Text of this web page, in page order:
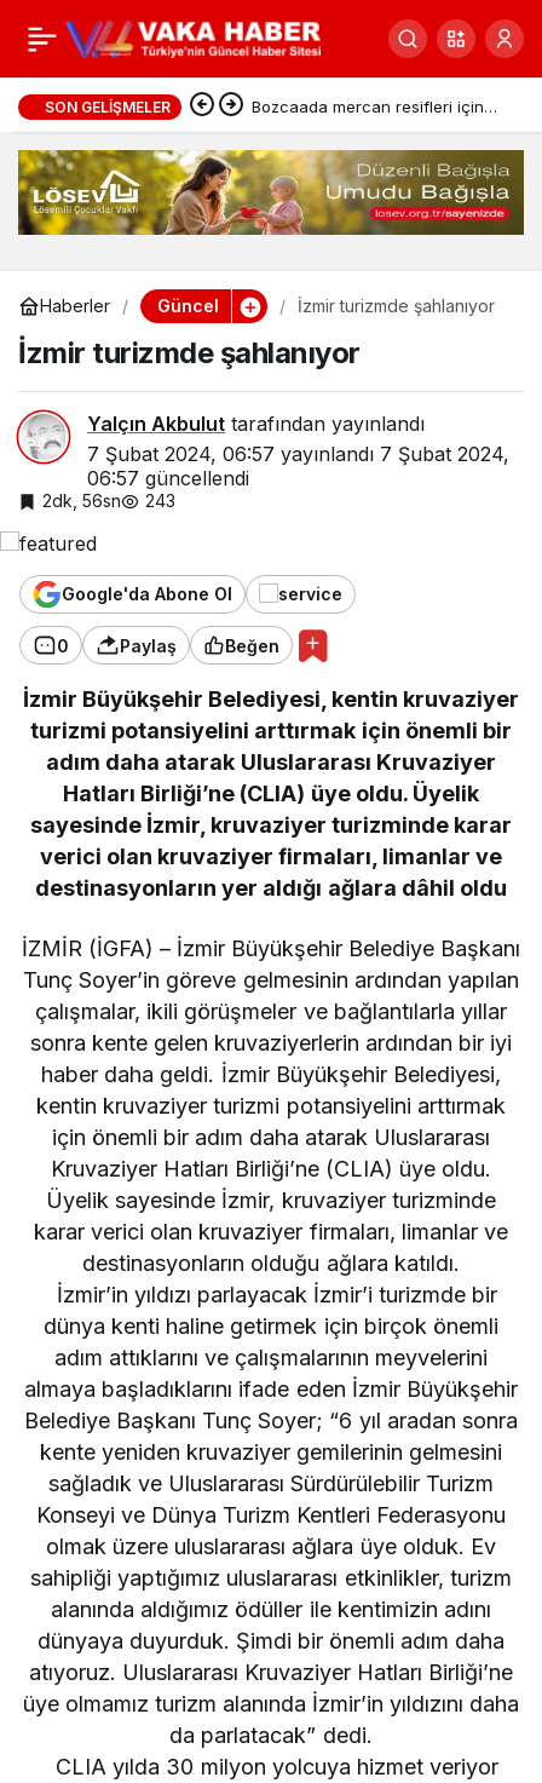
SON GELIŞMELER Bozcaada mercan resifleri için
koruma seferberliği
Haberler Güncel İzmir turizmde şahlanıyor
İzmir turizmde şahlanıyor
Yalçın Akbulut tarafından yayınlandı
7 Şubat 2024, 06:57 yayınlandı 7 Şubat 2024,
06:57 güncellendi
2dk, 56sn 243
Google'da Abone Ol
0 Paylaş Beğen
İzmir Büyükşehir Belediyesi, kentin kruvaziyer
turizmi potansiyelini arttırmak için önemli bir
adım daha atarak Uluslararası Kruvaziyer
Hatları Birliği’ne (CLIA) üye oldu. Üyelik
sayesinde İzmir, kruvaziyer turizminde karar
verici olan kruvaziyer firmaları, limanlar ve
destinasyonların yer aldığı ağlara dâhil oldu
İZMİR (İGFA) – İzmir Büyükşehir Belediye Başkanı
Tunç Soyer’in göreve gelmesinin ardından yapılan
çalışmalar, ikili görüşmeler ve bağlantılarla yıllar
sonra kente gelen kruvaziyerlerin ardından bir iyi
haber daha geldi. İzmir Büyükşehir Belediyesi,
kentin kruvaziyer turizmi potansiyelini arttırmak
için önemli bir adım daha atarak Uluslararası
Kruvaziyer Hatları Birliği’ne (CLIA) üye oldu.
Üyelik sayesinde İzmir, kruvaziyer turizminde
karar verici olan kruvaziyer firmaları, limanlar ve
destinasyonların olduğu ağlara katıldı.
İzmir’in yıldızı parlayacak İzmir’i turizmde bir
dünya kenti haline getirmek için birçok önemli
adım attıklarını ve çalışmalarının meyvelerini
almaya başladıklarını ifade eden İzmir Büyükşehir
Belediye Başkanı Tunç Soyer; “6 yıl aradan sonra
kente yeniden kruvaziyer gemilerinin gelmesini
sağladık ve Uluslararası Sürdürülebilir Turizm
Konseyi ve Dünya Turizm Kentleri Federasyonu
olmak üzere uluslararası ağlara üye olduk. Ev
sahipliği yaptığımız uluslararası etkinlikler, turizm
alanında aldığımız ödüller ile kentimizin adını
dünyaya duyurduk. Şimdi bir önemli adım daha
atıyoruz. Uluslararası Kruvaziyer Hatları Birliği’ne
üye olmamız turizm alanında İzmir’in yıldızını daha
da parlatacak” dedi.
CLIA yılda 30 milyon yolcuya hizmet veriyor
6 Şubat 2023
Depremleri Atasoy
Bilgin açıklaması
0 Paylaş